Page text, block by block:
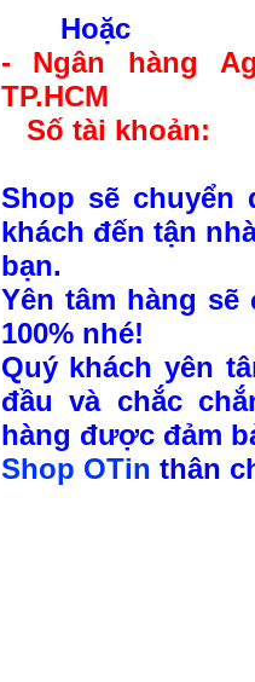
Hoặc
- Ngân hàng
TP.HCM
Số tài khoản:
Shop sẽ chuyển
khách đến tận
bạn.
Yên tâm hàng
100% nhé!
Quý khách yên
đầu và chắc
hàng được đảm
Shop OTin thân